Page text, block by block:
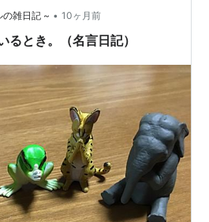
の雑日記 ~ • 10ヶ月前
るとき。（名言日記）